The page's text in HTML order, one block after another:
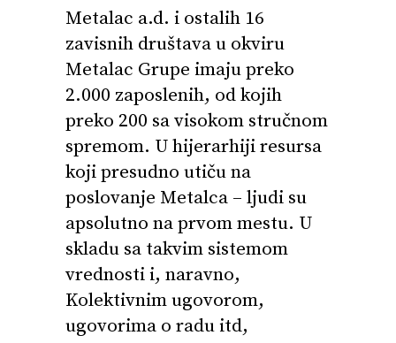
Metalac a.d. i ostalih 16
zavisnih društava u okviru
Metalac Grupe imaju preko
2.000 zaposlenih, od kojih
preko 200 sa visokom stručnom
spremom. U hijerarhiji resursa
koji presudno utiču na
poslovanje Metalca – ljudi su
apsolutno na prvom mestu. U
skladu sa takvim sistemom
vrednosti i, naravno,
Kolektivnim ugovorom,
ugovorima o radu itd,